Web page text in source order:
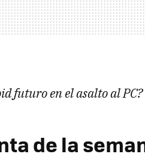
futuro en el asalto al PC?
de la